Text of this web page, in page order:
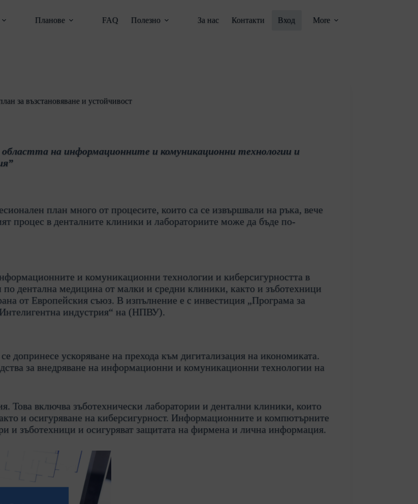
Планове FAQ Полезно За нас Контакти Вход More
за възстановяване и устойчивост
на информационните и комуникационни технологии и
план много от процесите, които са се извършвали на ръка, вече
процес в денталните клиники и лабораториите може да бъде по-
и комуникационни технологии и киберсигурността в
дентална медицина от малки и средни клиники, както и зъботехници
от Европейския съюз. В изпълнение е с инвестиция „Програма за
индустрия“ на (НПВУ).
допринесе ускоряване на прехода към дигитализация на икономиката.
за внедряване на информационни и комуникационни технологии на
Това включва зъботехнически лаборатории и дентални клиники, които
и осигуряване на киберсигурност. Информационните и компютърните
и зъботехници и осигуряват защитата на фирмена и лична информация.